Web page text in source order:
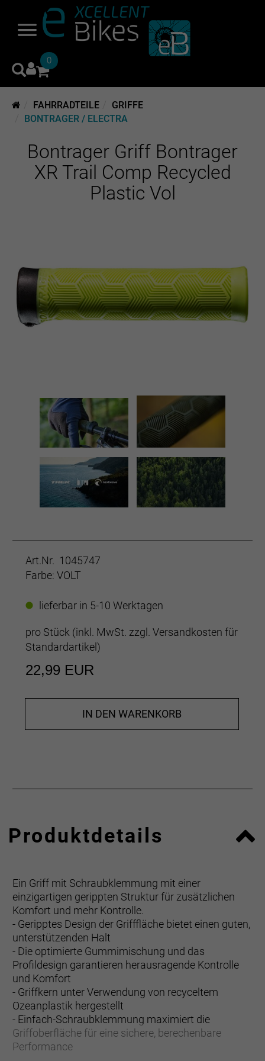
0
FAHRRADTEILE
GRIFFE
BONTRAGER / ELECTRA
Bontrager Griff Bontrager
XR Trail Comp Recycled
Plastic Vol
Art.Nr. 1045747
Farbe: VOLT
lieferbar in 5-10 Werktagen
pro Stück (inkl. MwSt. zzgl. Versandkosten für
Standardartikel)
22,99 EUR
IN DEN WARENKORB
Produktdetails
Ein Griff mit Schraubklemmung mit einer
einzigartigen gerippten Struktur für zusätzlichen
Komfort und mehr Kontrolle.
- Geripptes Design der Grifffläche bietet einen guten,
unterstützenden Halt
- Die optimierte Gummimischung und das
Profildesign garantieren herausragende Kontrolle
und Komfort
- Griffkern unter Verwendung von recyceltem
Ozeanplastik hergestellt
- Einfach-Schraubklemmung maximiert die
Griffoberfläche für eine sichere, berechenbare
Performance